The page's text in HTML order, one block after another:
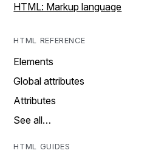
HTML: Markup language
HTML REFERENCE
Elements
Global attributes
Attributes
See all…
HTML GUIDES